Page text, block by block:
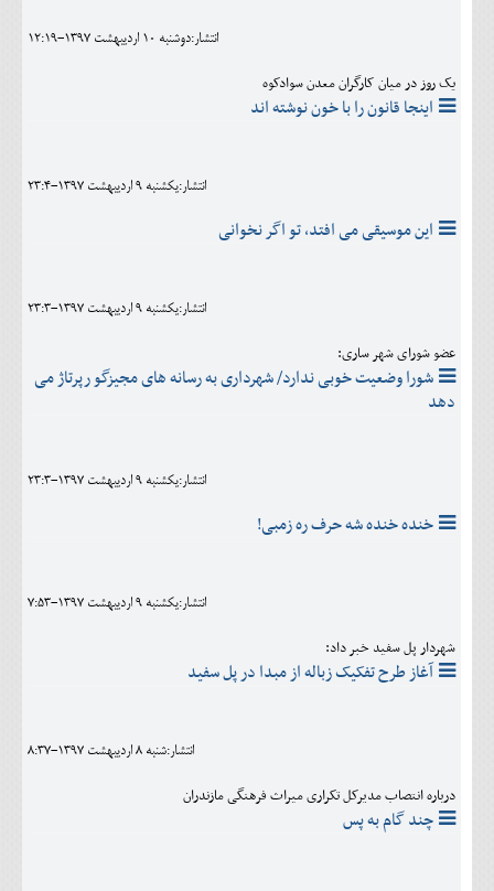
انتشار:دوشنبه 10 ارديبهشت 1397-12:19
یک روز در میان کارگران معدن سوادکوه
اینجا قانون را با خون نوشته اند
انتشار:يکشنبه 9 ارديبهشت 1397-23:4
این موسیقی می افتد، تو اگر نخوانی
انتشار:يکشنبه 9 ارديبهشت 1397-23:3
عضو شورای شهر ساری:
شورا وضعیت خوبی ندارد/ شهرداری به رسانه های مجیزگو رپرتاژ می
دهد
انتشار:يکشنبه 9 ارديبهشت 1397-23:3
خنده خنده شه حرف ره زمبی!
انتشار:يکشنبه 9 ارديبهشت 1397-7:53
شهردار پل سفید خبر داد:
آغاز طرح تفکیک زباله از مبدا در پل سفید
انتشار:شنبه 8 ارديبهشت 1397-8:37
درباره انتصاب مدیرکل تکراری میراث فرهنگی مازندران
چند گام به پس